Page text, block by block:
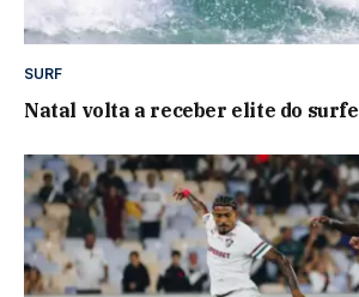
SURF
Natal volta a receber elite do surfe